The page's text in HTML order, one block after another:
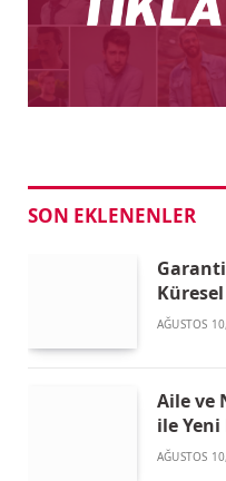
SON EKLENENLER
Garanti
AĞUSTOS
Aile ve
ile Yeni
AĞUSTOS